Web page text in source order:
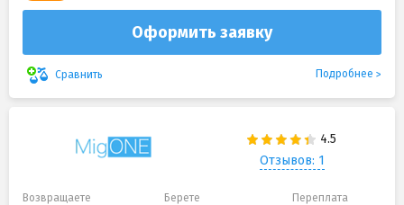
Оформить заявку
Сравнить Подробнее
Отзывов: 1
Возвращаете Берете Переплата